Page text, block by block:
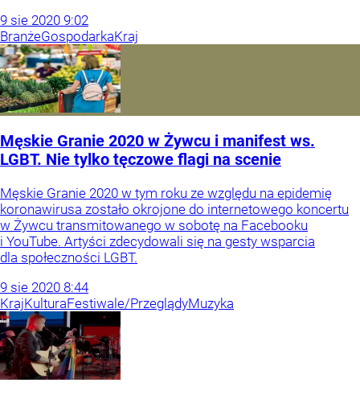
9 sie 2020 9:02
BranżeGospodarkaKraj
Męskie Granie 2020 w Żywcu i manifest ws.
LGBT. Nie tylko tęczowe flagi na scenie
Męskie Granie 2020 w tym roku ze względu na epidemię
koronawirusa zostało okrojone do internetowego koncertu
w Żywcu transmitowanego w sobotę na Facebooku
i YouTube. Artyści zdecydowali się na gesty wsparcia
dla społeczności LGBT.
9 sie 2020 8:44
KrajKulturaFestiwale/PrzeglądyMuzyka